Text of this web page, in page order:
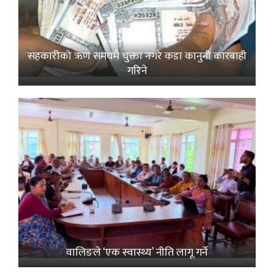
सहकारीको ऋण समयमै चुक्ता नगरे कडा कानुनी कारबाही
गरिने
वालिङले ‘एक स्वास्थ्य’ नीति लागू गर्ने